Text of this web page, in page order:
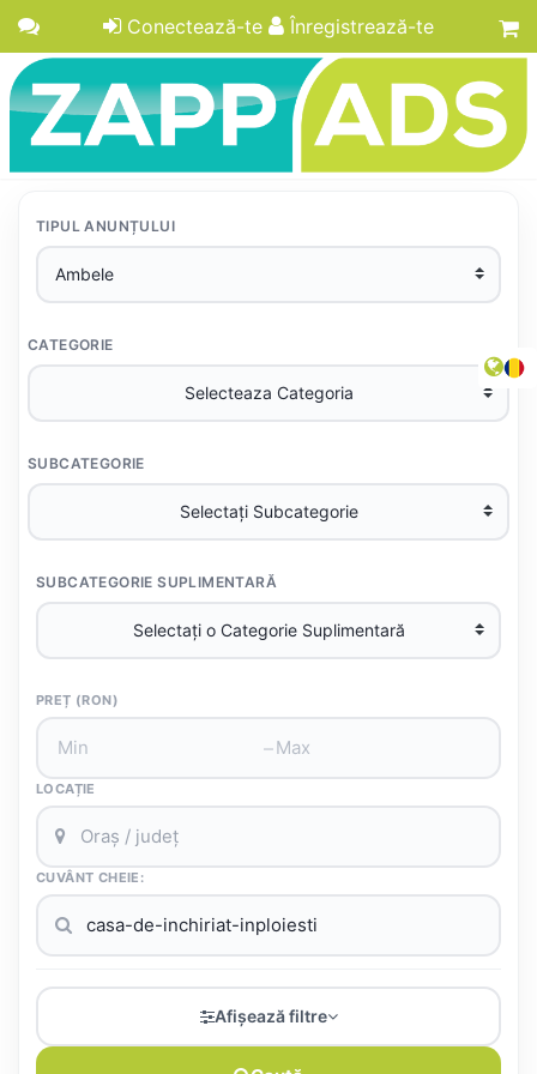
Conectează-te Înregistrează-te
TIPUL ANUNȚULUI
CATEGORIE
SUBCATEGORIE
SUBCATEGORIE SUPLIMENTARĂ
PREȚ (RON)
–
LOCAȚIE
CUVÂNT CHEIE:
Afișează filtre